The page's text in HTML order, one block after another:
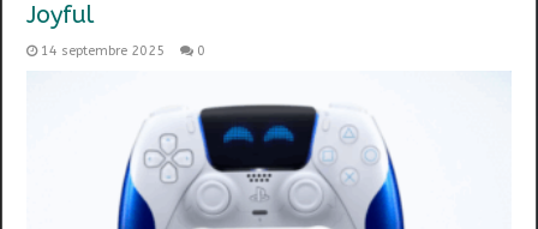
Joyful
14 septembre 2025 0